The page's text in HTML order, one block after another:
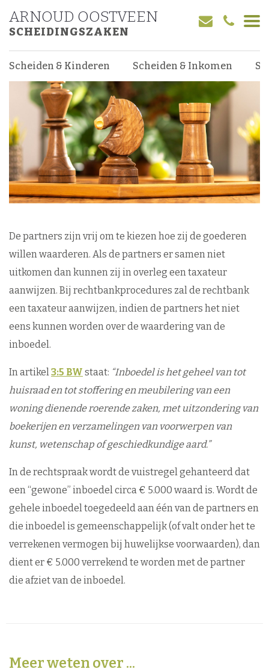
ARNOUD OOSTVEEN
SCHEIDINGSZAKEN
Scheiden & Kinderen Scheiden & Inkomen
De inboedel
De partners zijn vrij om te kiezen hoe zij de goederen
willen waarderen. Als de partners er samen niet
uitkomen dan kunnen zij in overleg een taxateur
aanwijzen. Bij rechtbankprocedures zal de rechtbank
een taxateur aanwijzen, indien de partners het niet
eens kunnen worden over de waardering van de
inboedel.
In artikel3:5 BW staat: “Inboedel is het geheel van tot
huisraad en tot stoffering en meubilering van een
woning dienende roerende zaken, met uitzondering van
boekerijen en verzamelingen van voorwerpen van
kunst, wetenschap of geschiedkundige aard.”
In de rechtspraak wordt de vuistregel gehanteerd dat
een “gewone” inboedel circa € 5.000 waard is. Wordt de
gehele inboedel toegedeeld aan één van de partners en
die inboedel is gemeenschappelijk (of valt onder het te
verrekenen vermogen bij huwelijkse voorwaarden), dan
dient er € 5.000 verrekend te worden met de partner
die afziet van de inboedel.
Meer weten over ...